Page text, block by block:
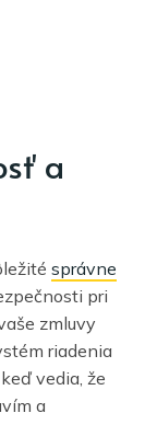
a
správne
pri
zmluvy
riadenia
vedia, že
a